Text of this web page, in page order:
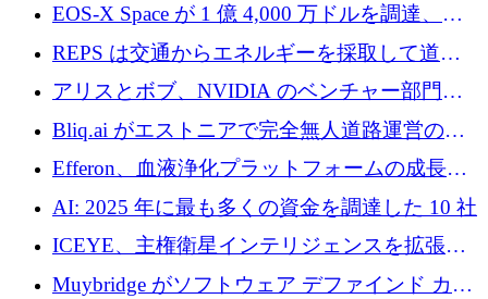
EOS-X Space が 1 億 4,000 万ドルを調達、
Mistral が Emmi AI を買収、Bliq がエストニア
での完全無人道路運営を承認
REPS は交通からエネルギーを採取して道路
を発電所に変えるために 2,360 万ドルを調達
アリスとボブ、NVIDIA のベンチャー部門か
らの投資でシリーズ B を拡大
Bliq.ai がエストニアで完全無人道路運営の承
認を獲得
Efferon、血液浄化プラットフォームの成長に
250万ユーロを確保
AI: 2025 年に最も多くの資金を調達した 10 社
ICEYE、主権衛星インテリジェンスを拡張す
るために 3 億ユーロの信用枠を確保
Muybridge がソフトウェア デファインド カメ